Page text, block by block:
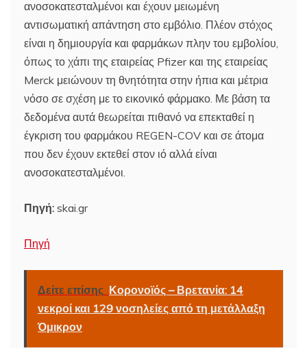
ανοσοκατεσταλμένοι και έχουν μειωμένη
αντισωματική απάντηση στο εμβόλιο. Πλέον στόχος
είναι η δημιουργία και φαρμάκων πλην του εμβολίου,
όπως το χάπι της εταιρείας Pfizer και της εταιρείας
Merck μειώνουν τη θνητότητα στην ήπια και μέτρια
νόσο σε σχέση με το εικονικό φάρμακο. Με βάση τα
δεδομένα αυτά θεωρείται πιθανό να επεκταθεί η
έγκριση του φαρμάκου REGEN-COV και σε άτομα
που δεν έχουν εκτεθεί στον ιό αλλά είναι
ανοσοκατεσταλμένοι.
Πηγή: skai.gr
Πηγή
Δείτε επίσης Κορονοϊός – Βρετανία: 14
νεκροί και 129 νοσηλείες από τη μετάλλαξη
Όμικρον